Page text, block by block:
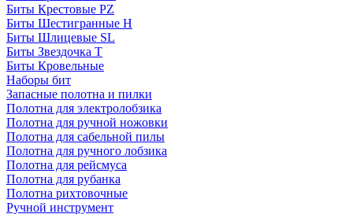
Биты Крестовые PZ
Биты Шестигранные H
Биты Шлицевые SL
Биты Звездочка T
Биты Кровельные
Наборы бит
Запасные полотна и пилки
Полотна для электролобзика
Полотна для ручной ножовки
Полотна для сабельной пилы
Полотна для ручного лобзика
Полотна для рейсмуса
Полотна для рубанка
Полотна рихтовочные
Ручной инструмент